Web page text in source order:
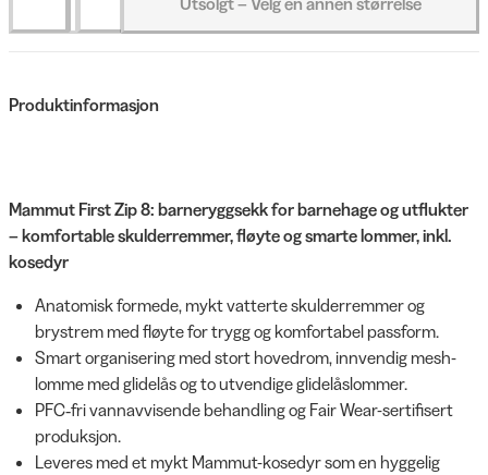
Produktinformasjon
Mammut First Zip 8: barneryggsekk for barnehage og utflukter
– komfortable skulderremmer, fløyte og smarte lommer, inkl.
kosedyr
Anatomisk formede, mykt vatterte skulderremmer og
brystrem med fløyte for trygg og komfortabel passform.
Smart organisering med stort hovedrom, innvendig mesh-
lomme med glidelås og to utvendige glidelåslommer.
PFC‑fri vannavvisende behandling og Fair Wear-sertifisert
produksjon.
Leveres med et mykt Mammut-kosedyr som en hyggelig